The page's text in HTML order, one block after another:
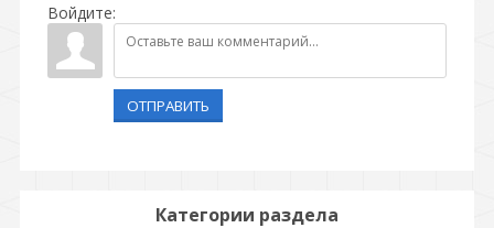
Войдите:
ОТПРАВИТЬ
Категории раздела